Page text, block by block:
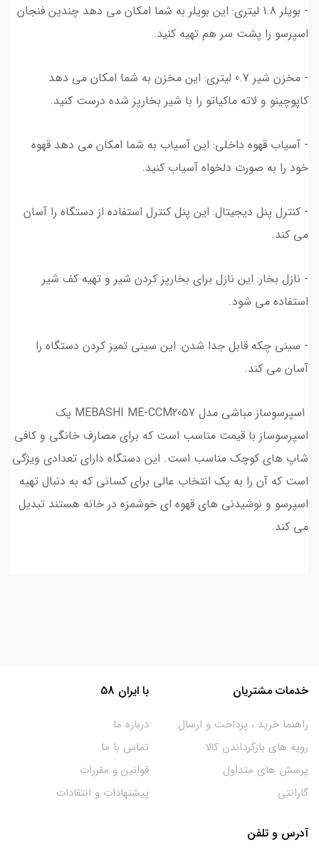
- بویلر 1.8 لیتری: این بویلر به شما امکان می دهد چندین فنجان
اسپرسو را پشت سر هم تهیه کنید.
- مخزن شیر 0.7 لیتری: این مخزن به شما امکان می دهد
کاپوچینو و لاته ماکیاتو را با شیر بخارپز شده درست کنید.
- آسیاب قهوه داخلی: این آسیاب به شما امکان می دهد قهوه
خود را به صورت دلخواه آسیاب کنید.
- کنترل پنل دیجیتال: این پنل کنترل استفاده از دستگاه را آسان
می کند.
- نازل بخار: این نازل برای بخارپز کردن شیر و تهیه کف شیر
استفاده می شود.
- سینی چکه قابل جدا شدن: این سینی تمیز کردن دستگاه را
آسان می کند.
اسپرسوساز مباشی مدل MEBASHI ME-CCM2057 یک
اسپرسوساز با قیمت مناسب است که برای مصارف خانگی و کافی
شاپ های کوچک مناسب است. این دستگاه دارای تعدادی ویژگی
است که آن را به یک انتخاب عالی برای کسانی که به دنبال تهیه
اسپرسو و نوشیدنی های قهوه ای خوشمزه در خانه هستند تبدیل
می کند.
خدمات مشتریان
راهنما خرید ، پرداخت و ارسال
رویه های بازگرداندن کالا
پرسش های متداول
گارانتی
با ایران 58
درباره ما
تماس با ما
قوانین و مقررات
پیشنهادات و انتقادات
آدرس و تلفن